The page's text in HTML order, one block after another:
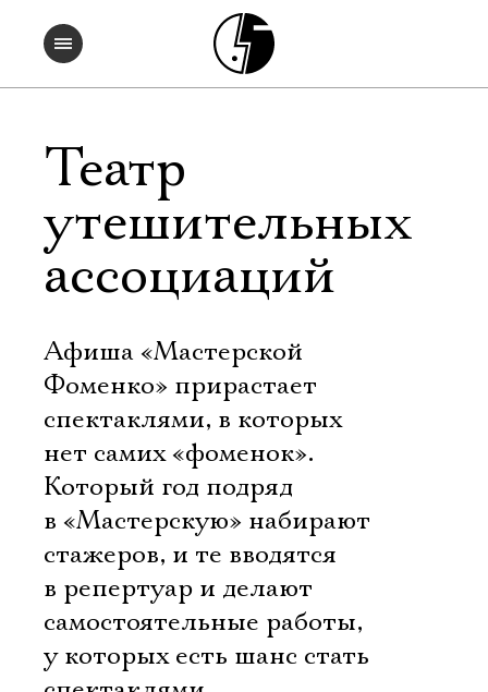
Театр
утешительных
ассоциаций
Афиша «Мастерской
Фоменко» прирастает
спектаклями, в которых
нет самих «фоменок».
Который год подряд
в «Мастерскую» набирают
стажеров, и те вводятся
в репертуар и делают
самостоятельные работы,
у которых есть шанс стать